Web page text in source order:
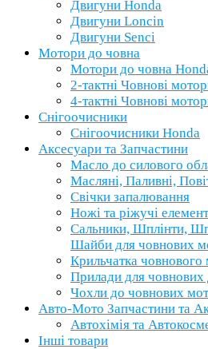
Двигуни Honda
Двигуни Loncin
Двигуни Senci
Мотори до човна
Мотори до човна
2-тактні Човнові
4-тактні Човнові
Снігоочисники
Снігоочисники Honda
Аксесуари та Запчастини
Масло до силового
Масляні, Паливні,
Свічки запалювання
Ножі та ріжучі
Сальники, Шплінти,
Шайби для човнових
Крильчатка човнового
Прилади для човнових
Чохли до човнових
Авто-Мото Запчастини та
Автохімія та
Інші товари